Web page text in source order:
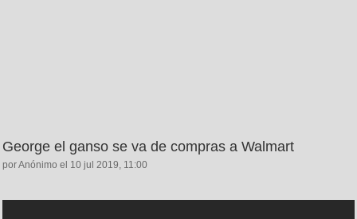
George el ganso se va de compras a Walmart
por Anónimo el 10 jul 2019, 11:00